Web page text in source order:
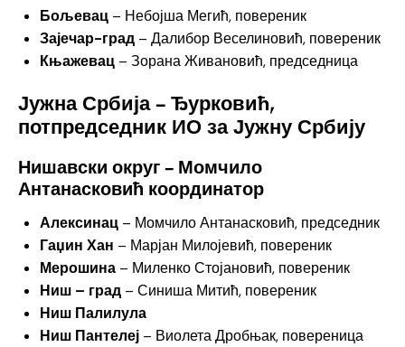
Бољевац – Небојша Мегић, повереник
Зајечар-град – Далибор Веселиновић, повереник
Књажевац – Зорана Живановић, председница
Јужна Србија – Ђурковић,
потпредседник ИО за Јужну Србију
Нишавски округ – Момчило
Антанасковић координатор
Алексинац – Момчило Антанасковић, председник
Гаџин Хан – Марјан Милојевић, повереник
Мерошина – Миленко Стојановић, повереник
Ниш – град – Синиша Митић, повереник
Ниш Палилула
Ниш Пантелеј – Виолета Дробњак, повереница